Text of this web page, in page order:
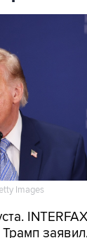
Images